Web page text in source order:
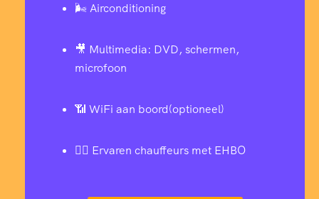
🌬️ Airconditioning
🎥 Multimedia: DVD, schermen,
microfoon
📶 WiFi aan boord(optioneel)
👨‍✈️ Ervaren chauffeurs met EHBO